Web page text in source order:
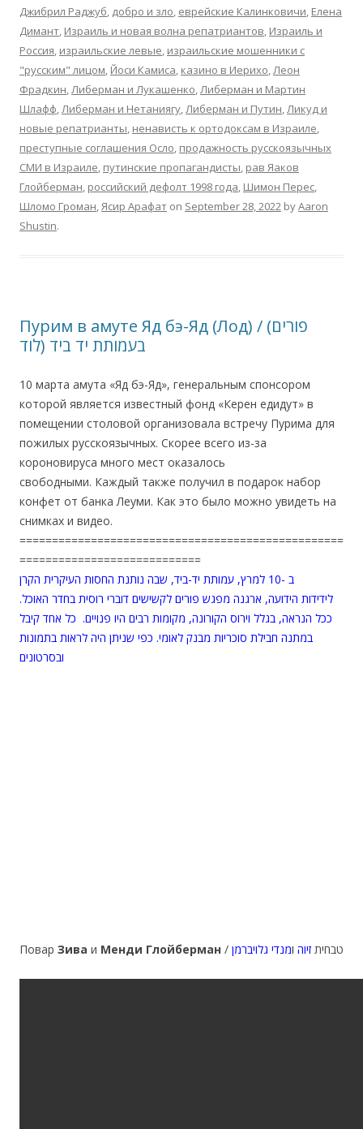
Джибрил Раджуб, добро и зло, еврейские Калинковичи, Елена
Димант, Израиль и новая волна репатриантов, Израиль и
Россия, израильские левые, израильские мошенники с
"русским" лицом, Йоси Камиса, казино в Иерихо,Леон
Фрадкин,Либерман и Лукашенко,Либерман и Мартин
Шлафф,Либерман и Нетаниягу,Либерман и Путин,Ликуд и
новые репатрианты, ненависть к ортодоксам в Израиле,
преступные соглашения Осло, продажность русскоязычных
СМИ в Израиле, путинские пропагандисты, рав Яаков
Глойберман, российский дефолт 1998 года, Шимон Перес,
Шломо Громан,Ясир Арафат on September 28, 2022 byAaron
Shustin.
Пурим в амуте Яд бэ-Яд (Лод) / (פורים
בעמותת יד ביד (לוד
10 марта амута «Яд бэ-Яд», генеральным спонсором
которой является известный фонд «Керен едидут» в
помещении столовой организовала встречу Пурима для
пожилых русскоязычных. Скорее всего из-за
короновируса много мест оказалось
свободными. Каждый также получил в подарок набор
конфет от банка Леуми. Как это было можно увидеть на
снимках и видео.
==================================================
============================
ב -10 למרץ, עמותת יד-ביד, שבה נותנת החסות העיקרית הקרן
לידידות הידועה, ארגנה מפגש פורים לקשישים דוברי רוסית בחדר האוכל.
ככל הנראה, בגלל וירוס הקורונה, מקומות רבים היו פנויים. כל אחד קיבל
במתנה חבילת סוכריות מבנק לאומי. כפי שניתן היה לראות בתמונות
ובסרטונים
Повар Зива и Менди Глойберман / טבחית זיוה ומנדי גלויברמן